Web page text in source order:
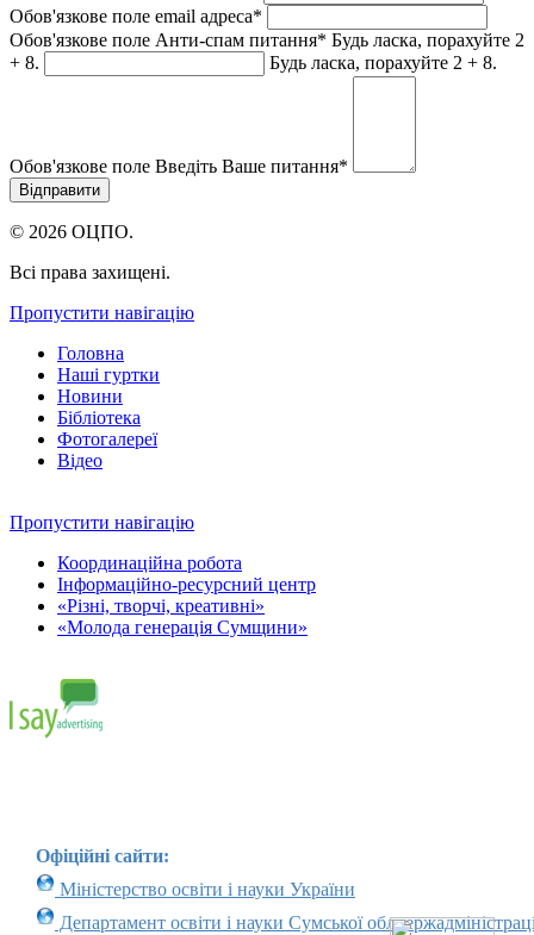
Обов'язкове поле email адреса*
Обов'язкове поле Анти-спам питання* Будь ласка, порахуйте 2
+ 8.
Будь ласка, порахуйте 2 + 8.
Обов'язкове поле Введіть Ваше питання*
© 2026 ОЦПО.
Всі права захищені.
Пропустити навігацію
Головна
Наші гуртки
Новини
Бібліотека
Фотогалереї
Відео
Пропустити навігацію
Координаційна робота
Інформаційно-ресурсний центр
«Різні, творчі, креативні»
«Молода генерація Сумщини»
Офіційні сайти:
Міністерство освіти і науки України
Департамент освіти і науки Сумської